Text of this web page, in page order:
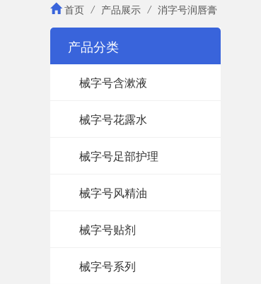
首页 / 产品展示 / 消字号润唇膏
产品分类
械字号含漱液
械字号花露水
械字号足部护理
械字号风精油
械字号贴剂
械字号系列